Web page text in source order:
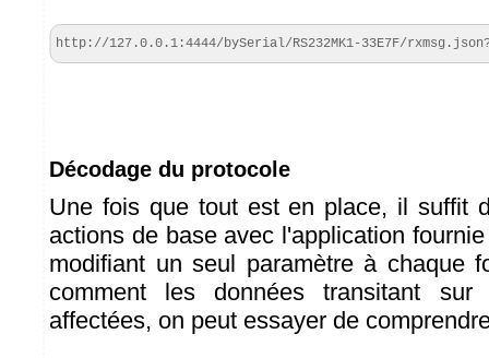
http://127.0.0.1:4444/bySerial/RS232MK1-33E7F/
Décodage du protocole
Une fois que tout est en place, il suffit
actions de base avec l'application
modifiant un seul paramètre à chaque
comment les données transitant
affectées, on peut essayer de